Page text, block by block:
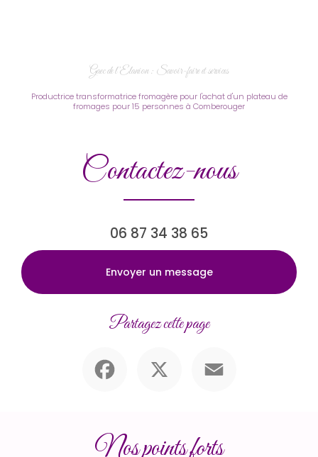
Gaec de l’Elanion : Savoir-faire et services
Productrice transformatrice fromagère pour l'achat d'un plateau de
fromages pour 15 personnes à Comberouger
Contactez-nous
06 87 34 38 65
Envoyer un message
Partagez cette page
Nos points forts